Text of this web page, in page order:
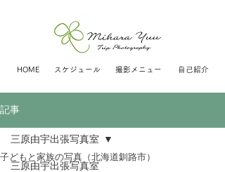
HOME スケジュール 撮影メニュー 自己紹介
記事
三原由宇出張写真室
三原由宇出張写真室
子どもと家族の写真（北海道釧路市）